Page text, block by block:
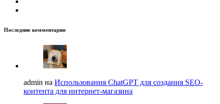
Последние комментарии
admin на Использования ChatGPT для создания SEO-
контента для интернет-магазина